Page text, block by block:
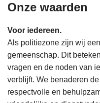
Onze waarden
Voor iedereen.
Als politiezone zijn wij
gemeenschap. Dit
vragen en de noden van
verblijft. We benaderen
respectvolle en